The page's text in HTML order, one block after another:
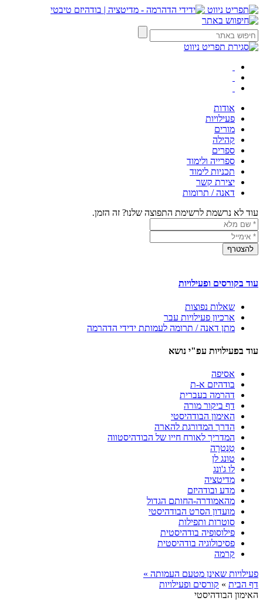
אודות
פעילויות
מורים
קהילה
ספרים
ספרייה ולימוד
תכניות לימוד
יצירת קשר
דאנה / תרומות
עוד לא נרשמת לרשימת התפוצה שלנו? זה הזמן.
עוד בקורסים ופעילויות
שאלות נפוצות
ארכיון פעילויות עבר
מתן דאנה / תרומה לעמותת ידידי הדהרמה
עוד בפעילויות עפ"י נושא
אסיפה
בודהיזם א-ת
דהרמה בעברית
דף ביקור מורה
האימון הבודהיסטי
הדרך המדורגת להארה
המדריך לאורח חייו של הבודהיסטווה
טַנְטְרָה
טונג לן
לו ג'ונג
מדיטציה
מדע ובודהיזם
מהאמודרה-החותם הגדול
מועדון הסרט הבודהיסטי
סוטרות ותפילות
פילוסופיה בודהיסטית
פסיכולוגיה בודהיסטית
קרמה
פעילויות שאינן מטעם העמותה »
דף הבית » קורסים ופעילויות
האימון הבודהיסטי